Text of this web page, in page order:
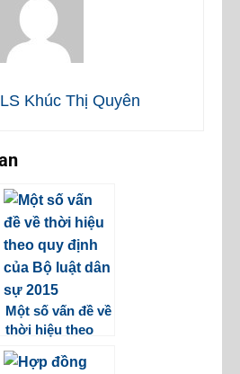
Khúc Thị Quyên
Một số vấn đề về
thời hiệu theo
quy định của Bộ
luật dân sự 2015